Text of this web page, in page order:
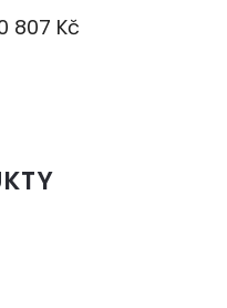
807 Kč